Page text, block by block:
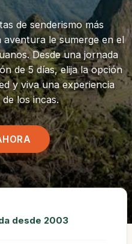
de senderismo más
le sumerge en el
Desde una jornada
de 5 días, elija la opción
y viva una experiencia
los incas.
desde 2003